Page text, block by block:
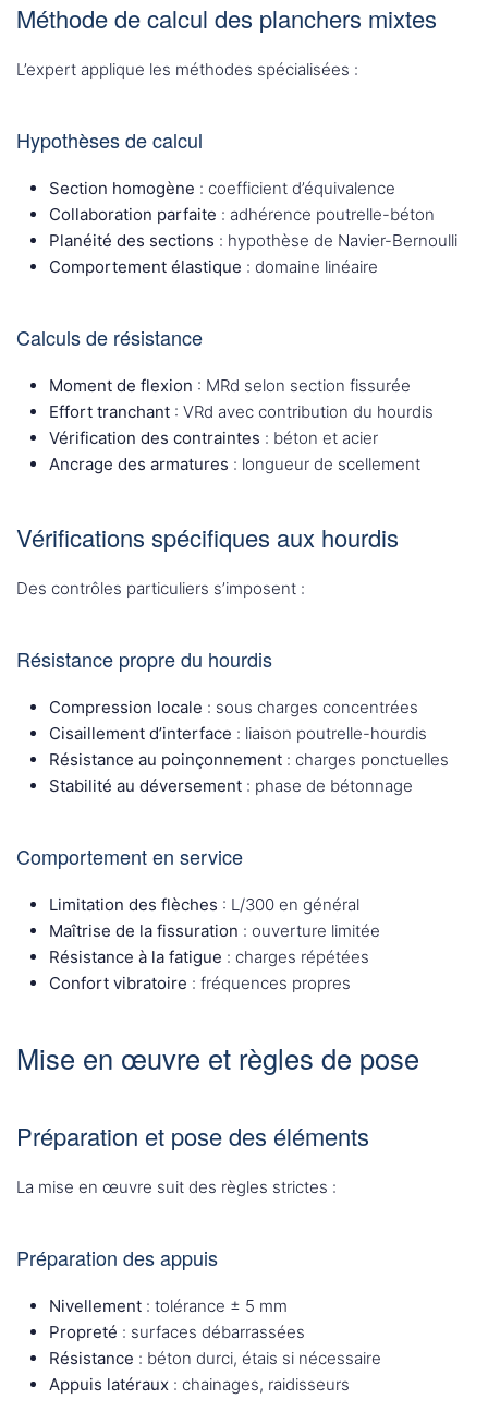
Méthode de calcul des planchers mixtes
L’expert applique les méthodes spécialisées :
Hypothèses de calcul
Section homogène : coefficient d’équivalence
Collaboration parfaite : adhérence poutrelle-béton
Planéité des sections : hypothèse de Navier-Bernoulli
Comportement élastique : domaine linéaire
Calculs de résistance
Moment de flexion : MRd selon section fissurée
Effort tranchant : VRd avec contribution du hourdis
Vérification des contraintes : béton et acier
Ancrage des armatures : longueur de scellement
Vérifications spécifiques aux hourdis
Des contrôles particuliers s’imposent :
Résistance propre du hourdis
Compression locale : sous charges concentrées
Cisaillement d’interface : liaison poutrelle-hourdis
Résistance au poinçonnement : charges ponctuelles
Stabilité au déversement : phase de bétonnage
Comportement en service
Limitation des flèches : L/300 en général
Maîtrise de la fissuration : ouverture limitée
Résistance à la fatigue : charges répétées
Confort vibratoire : fréquences propres
Mise en œuvre et règles de pose
Préparation et pose des éléments
La mise en œuvre suit des règles strictes :
Préparation des appuis
Nivellement : tolérance ± 5 mm
Propreté : surfaces débarrassées
Résistance : béton durci, étais si nécessaire
Appuis latéraux : chainages, raidisseurs